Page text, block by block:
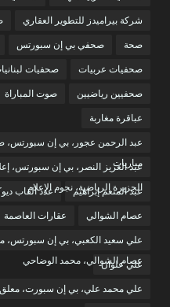
شركة بيراميدز للتطوير العقاري
صحة صحفي بي إن سبورتس
صحفيات عربيات صحفيات
صحفيين رياضيين صوت المباراة
عباقرة مغاربة
عبد الرحمن عجور، بي إن سبورتس،
مباريات
عبد العزيز النصر، بي إن
الجزيرة الرياضية، نجوم الإعلام
عبد المنعم إبراهيم عدد ألقاب
عصام الشوالي عقارات العاصمة
علي سعيد الكعبي، بي إن سبورتس،
عصام الشوالي، محمد الوضاحي
علي علوان
علي محمد علي، بي إن سبورت، معلق